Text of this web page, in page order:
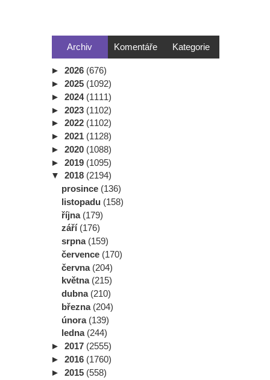
Archiv Komentáře Kategorie
► 2026 (676)
► 2025 (1092)
► 2024 (1111)
► 2023 (1102)
► 2022 (1102)
► 2021 (1128)
► 2020 (1088)
► 2019 (1095)
▼ 2018 (2194)
prosince (136)
listopadu (158)
října (179)
září (176)
srpna (159)
července (170)
června (204)
května (215)
dubna (210)
března (204)
února (139)
ledna (244)
► 2017 (2555)
► 2016 (1760)
► 2015 (558)